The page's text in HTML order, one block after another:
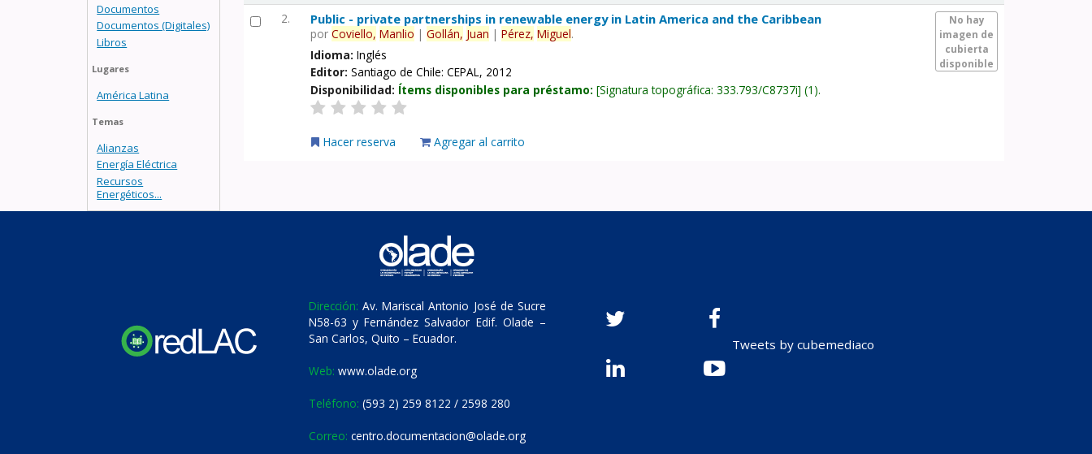
Documentos
Documentos (Digitales)
Libros
Lugares
América Latina
Temas
Alianzas
Energía Eléctrica
Recursos
Energéticos...
2.
No hay
imagen de
cubierta
disponible
Public - private partnerships in renewable energy in Latin America and the Caribbean
porCoviello, Manlio |Gollán, Juan |Pérez, Miguel.
Idioma:Inglés
Editor:Santiago de Chile: CEPAL, 2012
Disponibilidad: Ítems disponibles para préstamo: Signatura topográfica:333.793/C8737i (1).
Hacer reserva Agregar al carrito
Dirección: Av. Mariscal Antonio José de Sucre
N58-63 y Fernández Salvador Edif. Olade –
San Carlos, Quito – Ecuador.
Web: www.olade.org
Teléfono: (593 2) 259 8122 / 2598 280
Correo: centro.documentacion@olade.org
Tweets by cubemediaco